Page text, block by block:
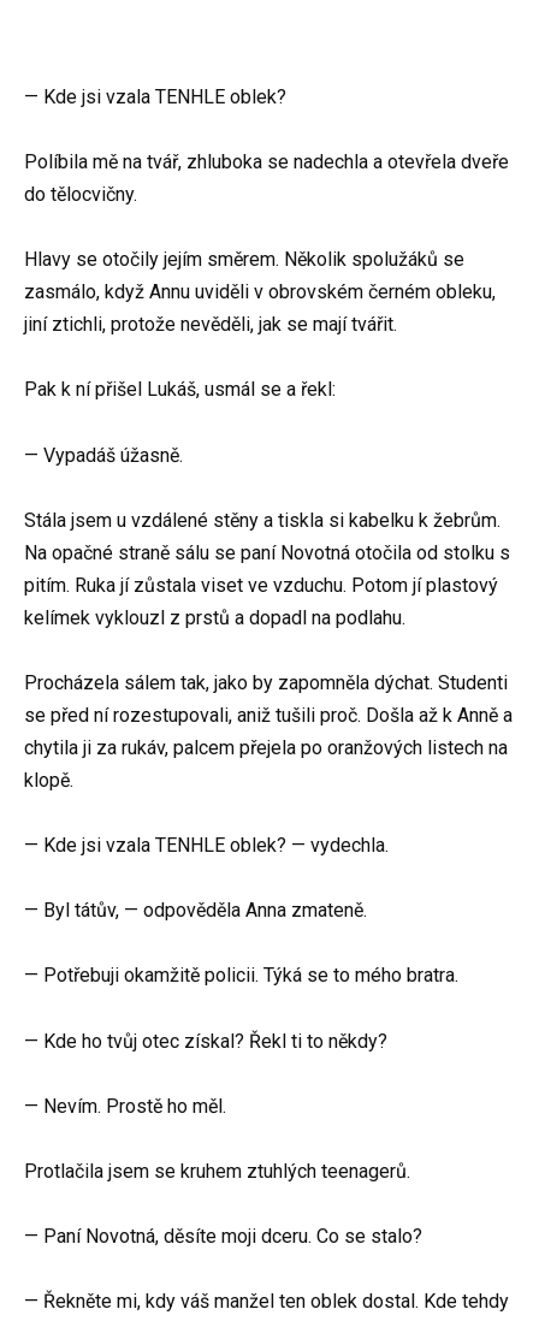
— Kde jsi vzala TENHLE oblek?
Políbila mě na tvář, zhluboka se nadechla a otevřela dveře
do tělocvičny.
Hlavy se otočily jejím směrem. Několik spolužáků se
zasmálo, když Annu uviděli v obrovském černém obleku,
jiní ztichli, protože nevěděli, jak se mají tvářit.
Pak k ní přišel Lukáš, usmál se a řekl:
— Vypadáš úžasně.
Stála jsem u vzdálené stěny a tiskla si kabelku k žebrům.
Na opačné straně sálu se paní Novotná otočila od stolku s
pitím. Ruka jí zůstala viset ve vzduchu. Potom jí plastový
kelímek vyklouzl z prstů a dopadl na podlahu.
Procházela sálem tak, jako by zapomněla dýchat. Studenti
se před ní rozestupovali, aniž tušili proč. Došla až k Anně a
chytila ji za rukáv, palcem přejela po oranžových listech na
klopě.
— Kde jsi vzala TENHLE oblek? — vydechla.
— Byl tátův, — odpověděla Anna zmateně.
— Potřebuji okamžitě policii. Týká se to mého bratra.
— Kde ho tvůj otec získal? Řekl ti to někdy?
— Nevím. Prostě ho měl.
Protlačila jsem se kruhem ztuhlých teenagerů.
— Paní Novotná, děsíte moji dceru. Co se stalo?
— Řekněte mi, kdy váš manžel ten oblek dostal. Kde tehdy